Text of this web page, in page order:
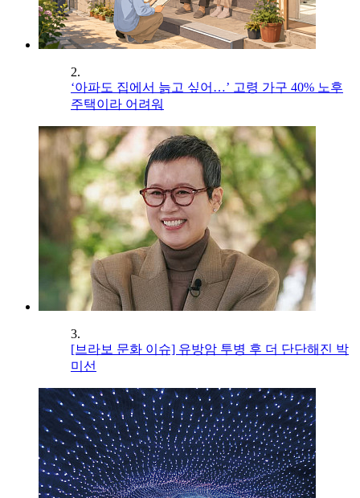
2.
‘아파도 집에서 늙고 싶어…’ 고령 가구 40% 노후
주택이라 어려워
3.
[브라보 문화 이슈] 유방암 투병 후 더 단단해진 박
미선